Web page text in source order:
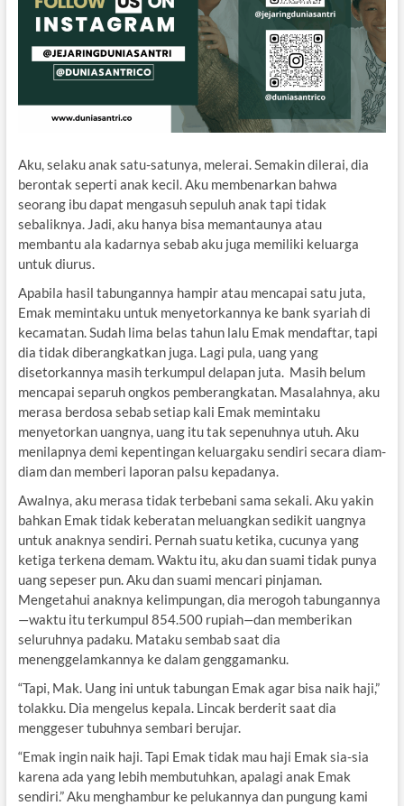
Aku, selaku anak satu-satunya, melerai. Semakin dilerai, dia
berontak seperti anak kecil. Aku membenarkan bahwa
seorang ibu dapat mengasuh sepuluh anak tapi tidak
sebaliknya. Jadi, aku hanya bisa memantaunya atau
membantu ala kadarnya sebab aku juga memiliki keluarga
untuk diurus.
Apabila hasil tabungannya hampir atau mencapai satu juta,
Emak memintaku untuk menyetorkannya ke bank syariah di
kecamatan. Sudah lima belas tahun lalu Emak mendaftar, tapi
dia tidak diberangkatkan juga. Lagi pula, uang yang
disetorkannya masih terkumpul delapan juta. Masih belum
mencapai separuh ongkos pemberangkatan. Masalahnya, aku
merasa berdosa sebab setiap kali Emak memintaku
menyetorkan uangnya, uang itu tak sepenuhnya utuh. Aku
menilapnya demi kepentingan keluargaku sendiri secara diam-
diam dan memberi laporan palsu kepadanya.
Awalnya, aku merasa tidak terbebani sama sekali. Aku yakin
bahkan Emak tidak keberatan meluangkan sedikit uangnya
untuk anaknya sendiri. Pernah suatu ketika, cucunya yang
ketiga terkena demam. Waktu itu, aku dan suami tidak punya
uang sepeser pun. Aku dan suami mencari pinjaman.
Mengetahui anaknya kelimpungan, dia merogoh tabungannya
—waktu itu terkumpul 854.500 rupiah—dan memberikan
seluruhnya padaku. Mataku sembab saat dia
menenggelamkannya ke dalam genggamanku.
“Tapi, Mak. Uang ini untuk tabungan Emak agar bisa naik haji,”
tolakku. Dia mengelus kepala. Lincak berderit saat dia
menggeser tubuhnya sembari berujar.
“Emak ingin naik haji. Tapi Emak tidak mau haji Emak sia-sia
karena ada yang lebih membutuhkan, apalagi anak Emak
sendiri.” Aku menghambur ke pelukannya dan pungung kami